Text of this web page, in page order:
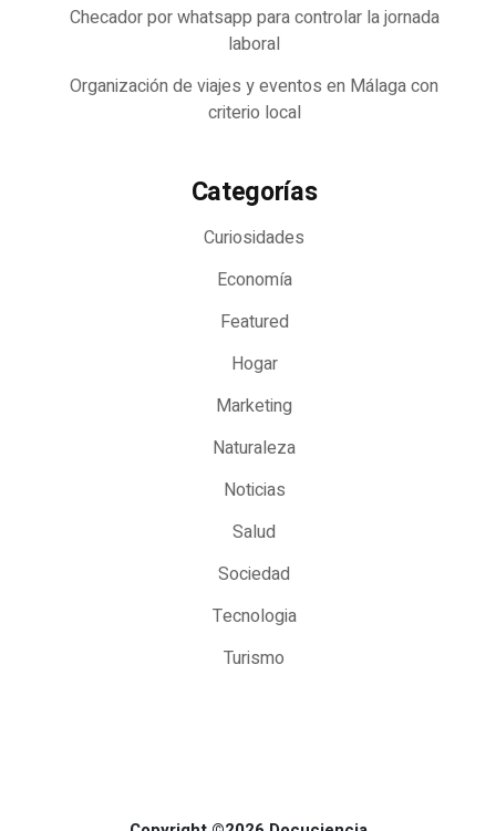
Checador por whatsapp para controlar la jornada
laboral
Organización de viajes y eventos en Málaga con
criterio local
Categorías
Curiosidades
Economía
Featured
Hogar
Marketing
Naturaleza
Noticias
Salud
Sociedad
Tecnologia
Turismo